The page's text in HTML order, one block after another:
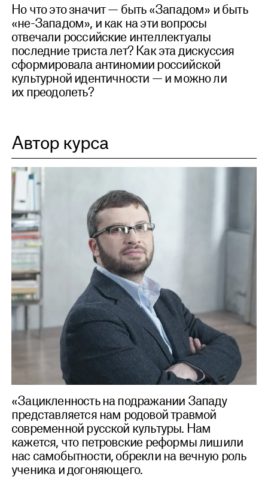
Но что это значит — быть «Западом» и быть
«не-Западом», и как на эти вопросы
отвечали российские интеллектуалы
последние триста лет? Как эта дискуссия
сформировала антиномии российской
культурной идентичности — и можно ли
их преодолеть?
Автор курса
«Зацикленность на подражании Западу
представляется нам родовой травмой
современной русской культуры. Нам
кажется, что петровские реформы лишили
нас самобытности, обрекли на вечную роль
ученика и догоняющего.